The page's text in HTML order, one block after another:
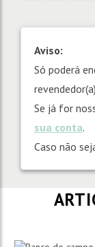
Aviso:
Só poderá
Se já for
sua conta.
Caso não